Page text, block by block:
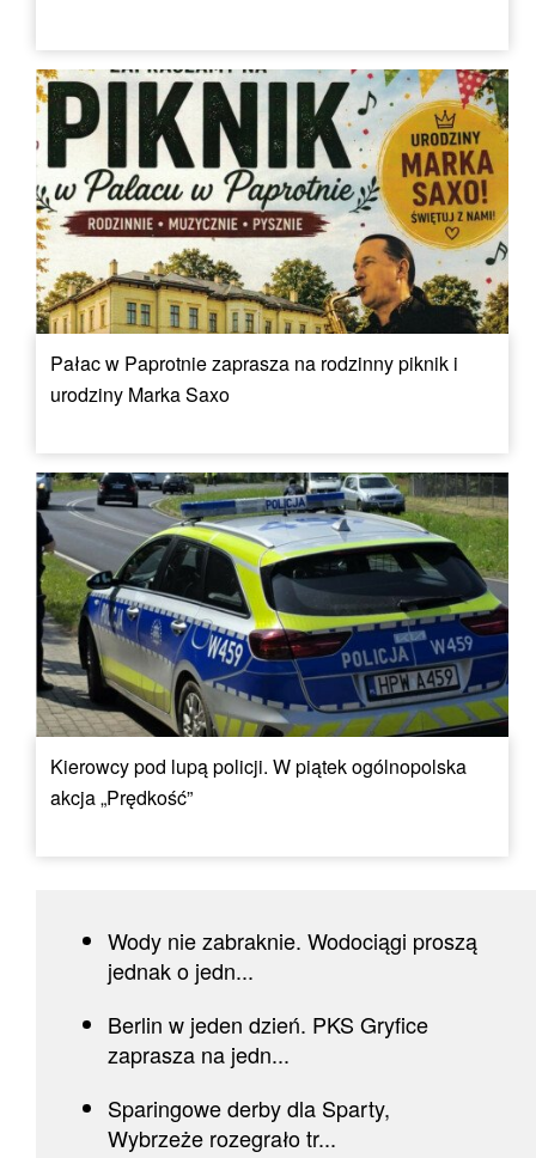
Pałac w Paprotnie zaprasza na rodzinny piknik i
urodziny Marka Saxo
Kierowcy pod lupą policji. W piątek ogólnopolska
akcja „Prędkość”
Wody nie zabraknie. Wodociągi proszą
jednak o jedn...
Berlin w jeden dzień. PKS Gryfice
zaprasza na jedn...
Sparingowe derby dla Sparty,
Wybrzeże rozegrało tr...